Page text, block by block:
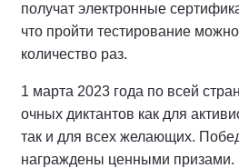
получат электронные
что пройти тестирование
количество раз.
1 марта 2023 года по всей
очных диктантов как для
так и для всех желающих.
награждены ценными призами.